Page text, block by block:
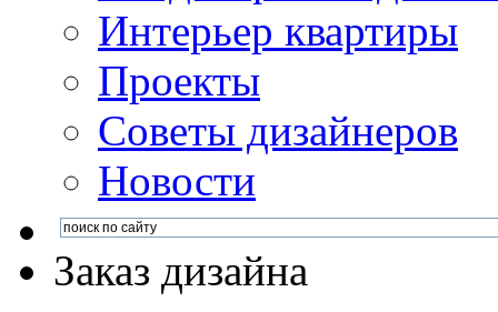
Интерьер квартиры
Проекты
Советы дизайнеров
Новости
Заказ дизайна